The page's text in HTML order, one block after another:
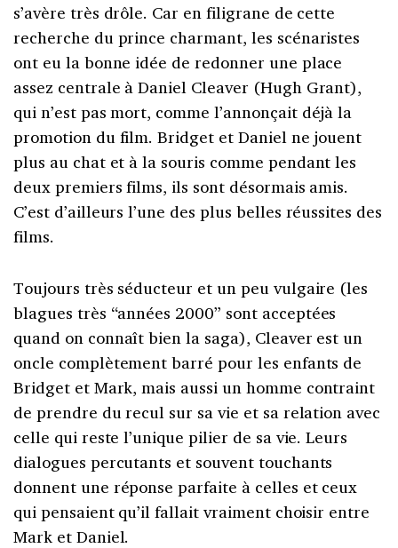
s’avère très drôle. Car en filigrane de cette
recherche du prince charmant, les scénaristes
ont eu la bonne idée de redonner une place
assez centrale à Daniel Cleaver (Hugh Grant),
qui n’est pas mort, comme l’annonçait déjà la
promotion du film. Bridget et Daniel ne jouent
plus au chat et à la souris comme pendant les
deux premiers films, ils sont désormais amis.
C’est d’ailleurs l’une des plus belles réussites des
films.
Toujours très séducteur et un peu vulgaire (les
blagues très “années 2000” sont acceptées
quand on connaît bien la saga), Cleaver est un
oncle complètement barré pour les enfants de
Bridget et Mark, mais aussi un homme contraint
de prendre du recul sur sa vie et sa relation avec
celle qui reste l’unique pilier de sa vie. Leurs
dialogues percutants et souvent touchants
donnent une réponse parfaite à celles et ceux
qui pensaient qu’il fallait vraiment choisir entre
Mark et Daniel.